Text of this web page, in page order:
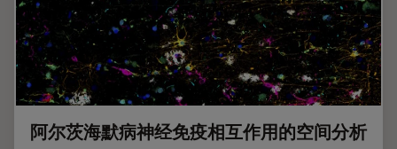
阿尔茨海默病神经免疫相互作用的空间分析